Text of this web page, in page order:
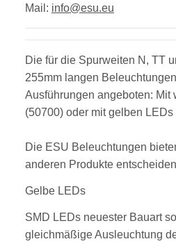
Mail: info@esu.eu
Die für die Spurweiten N, TT
255mm langen
Ausführungen angeboten: Mit
(50700) oder mit gelben
Die ESU Beleuchtungen
anderen Produkte
Gelbe LEDs
SMD LEDs neuester Bauart
gleichmäßige Ausleuchtung